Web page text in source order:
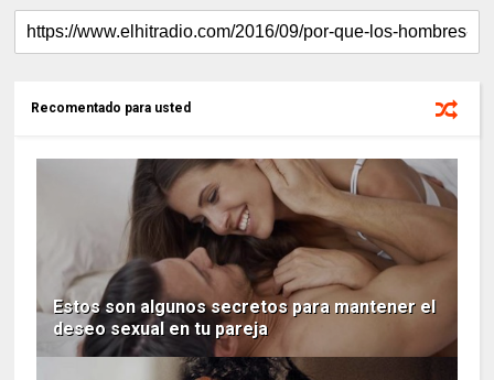
Recomentado para usted
Estos son algunos secretos para mantener el
deseo sexual en tu pareja